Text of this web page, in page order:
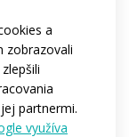
a
zobrazovali
partnermi.
využíva